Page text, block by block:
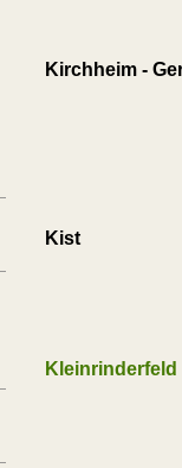
Kirchheim -
Kist
Kleinrinderfeld